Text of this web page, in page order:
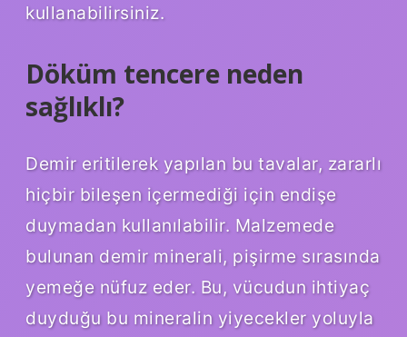
kullanabilirsiniz.
Döküm tencere neden
sağlıklı?
Demir eritilerek yapılan bu tavalar, zararlı
hiçbir bileşen içermediği için endişe
duymadan kullanılabilir. Malzemede
bulunan demir minerali, pişirme sırasında
yemeğe nüfuz eder. Bu, vücudun ihtiyaç
duyduğu bu mineralin yiyecekler yoluyla